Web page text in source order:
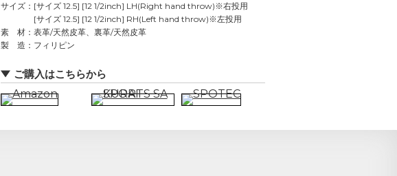
サイズ
[サイズ 12.5] [12 1/2inch] LH(Right hand throw)※右投用
[サイズ 12.5] [12 1/2inch] RH(Left hand throw)※左投用
素 材
表革/天然皮革、裏革/天然皮革
製 造
フィリピン
ご購入はこちらから